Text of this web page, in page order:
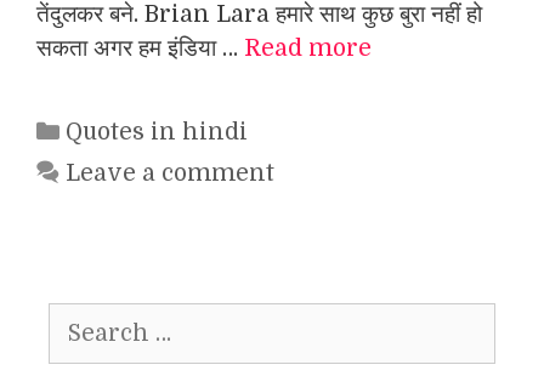
तेंदुलकर बने. Brian Lara हमारे साथ कुछ बुरा नहीं हो
सकता अगर हम इंडिया … Read more
Categories
Quotes in hindi
Leave a comment
for: